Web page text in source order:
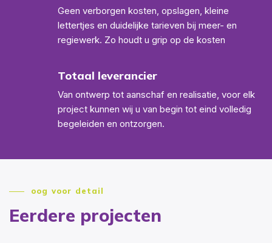
Geen verborgen kosten, opslagen, kleine
lettertjes en duidelijke tarieven bij meer- en
regiewerk. Zo houdt u grip op de kosten
Totaal leverancier
Van ontwerp tot aanschaf en realisatie, voor elk
project kunnen wij u van begin tot eind volledig
begeleiden en ontzorgen.
oog voor detail
Eerdere projecten